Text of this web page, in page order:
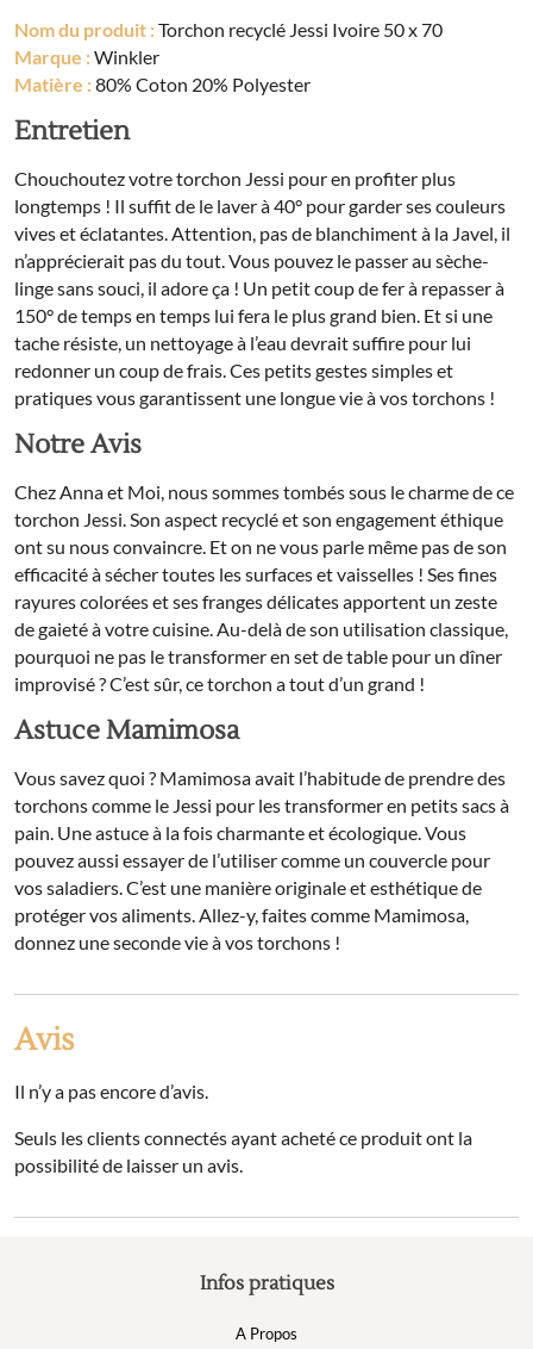
Nom du produit :Torchon recyclé Jessi Ivoire 50 x 70
Marque :Winkler
Matière :80% Coton 20% Polyester
Entretien
Chouchoutez votre torchon Jessi pour en profiter plus
longtemps ! Il suffit de le laver à 40° pour garder ses couleurs
vives et éclatantes. Attention, pas de blanchiment à la Javel, il
n’apprécierait pas du tout. Vous pouvez le passer au sèche-
linge sans souci, il adore ça ! Un petit coup de fer à repasser à
150° de temps en temps lui fera le plus grand bien. Et si une
tache résiste, un nettoyage à l’eau devrait suffire pour lui
redonner un coup de frais. Ces petits gestes simples et
pratiques vous garantissent une longue vie à vos torchons !
Notre Avis
Chez Anna et Moi, nous sommes tombés sous le charme de ce
torchon Jessi. Son aspect recyclé et son engagement éthique
ont su nous convaincre. Et on ne vous parle même pas de son
efficacité à sécher toutes les surfaces et vaisselles ! Ses fines
rayures colorées et ses franges délicates apportent un zeste
de gaieté à votre cuisine. Au-delà de son utilisation classique,
pourquoi ne pas le transformer en set de table pour un dîner
improvisé ? C’est sûr, ce torchon a tout d’un grand !
Astuce Mamimosa
Vous savez quoi ? Mamimosa avait l’habitude de prendre des
torchons comme le Jessi pour les transformer en petits sacs à
pain. Une astuce à la fois charmante et écologique. Vous
pouvez aussi essayer de l’utiliser comme un couvercle pour
vos saladiers. C’est une manière originale et esthétique de
protéger vos aliments. Allez-y, faites comme Mamimosa,
donnez une seconde vie à vos torchons !
Avis
Il n’y a pas encore d’avis.
Seuls les clients connectés ayant acheté ce produit ont la
possibilité de laisser un avis.
Infos pratiques
A Propos